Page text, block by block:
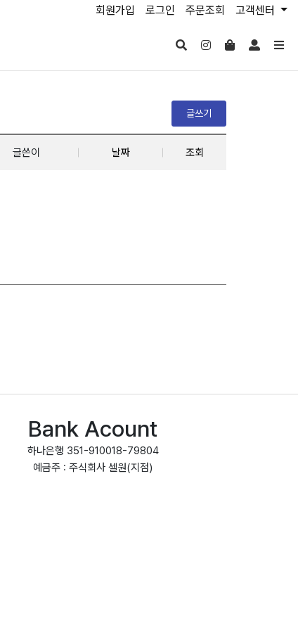
회원가입 로그인 주문조회 고객센터
글쓰기
글쓴이 날짜 조회
Bank Acount
하나은행 351-910018-79804
예금주 : 주식회사 셀원(지점)